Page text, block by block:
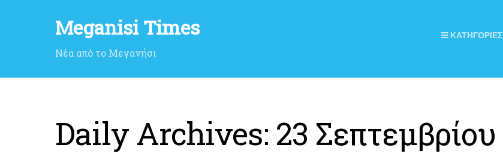
Meganisi Times
Νέα από το Μεγανήσι
ΚΑΤΗΓΟΡΙΕΣ
Daily Archives: 23 Σεπτεμβρίου